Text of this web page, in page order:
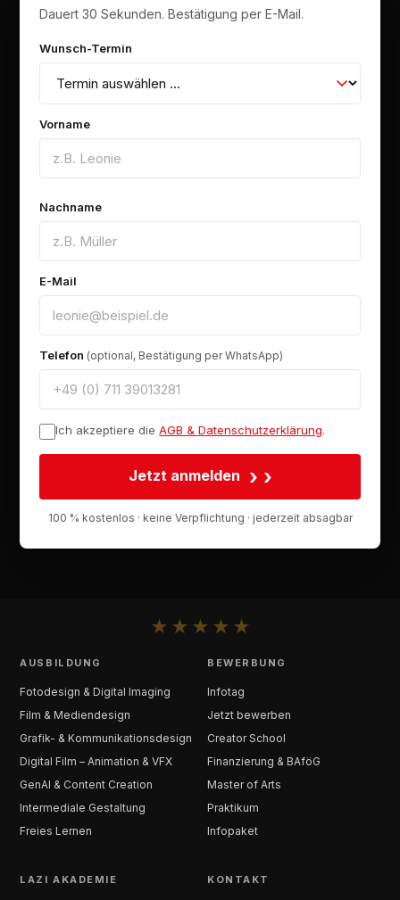
Dauert 30 Sekunden. Bestätigung per E-Mail.
Wunsch-Termin
Vorname
Nachname
E-Mail
Telefon (optional, Bestätigung per WhatsApp)
Ich akzeptiere die AGB & Datenschutzerklärung.
Jetzt anmelden ›
100 % kostenlos · keine Verpflichtung · jederzeit absagbar
★ ★ ★ ★ ★
AUSBILDUNG
Fotodesign & Digital Imaging
Film & Mediendesign
Grafik- & Kommunikationsdesign
Digital Film – Animation & VFX
GenAI & Content Creation
Intermediale Gestaltung
Freies Lernen
BEWERBUNG
Infotag
Jetzt bewerben
Creator School
Finanzierung & BAföG
Master of Arts
Praktikum
Infopaket
LAZI AKADEMIE KONTAKT